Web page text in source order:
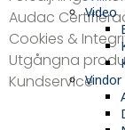
Video
Vindor
Audac
Cookies &
Utgångna
Kundservice